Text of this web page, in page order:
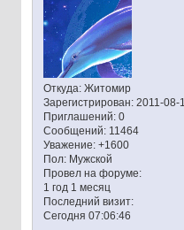
Откуда:Житомир
Зарегистрирован: 2011-08-
Приглашений:0
Сообщений:11464
Уважение: +1600
Пол:Мужской
Провел на форуме:
1 год 1 месяц
Последний визит:
Сегодня 07:06:46